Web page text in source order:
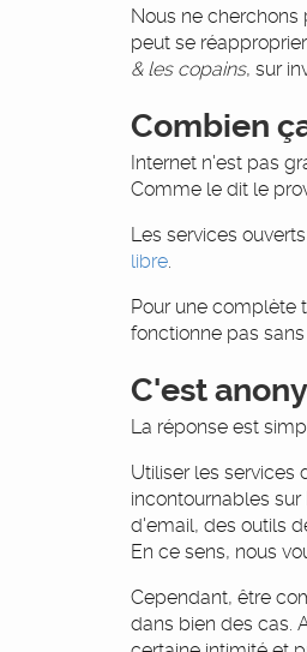
Nous ne cherchons
peut se
& les copains, sur
Combien
Internet n'est pas
Comme le dit le
Les services
libre.
Pour une complète
fonctionne pas
C'est
La réponse est
Utiliser les services
incontournables
d'email, des outils
En ce sens, nous
Cependant, être
dans bien des cas.